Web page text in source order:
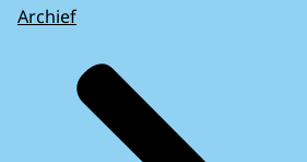
Archief